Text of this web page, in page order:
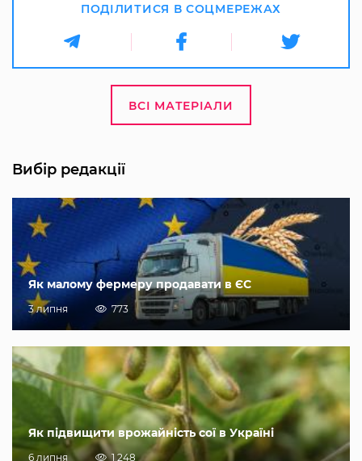
ПОДІЛИТИСЯ В СОЦМЕРЕЖАХ
ВСІ МАТЕРІАЛИ
Вибір редакції
Як малому фермеру продавати в ЄС
3 липня 773
Як підвищити врожайність сої в Україні
6 липня 1 248